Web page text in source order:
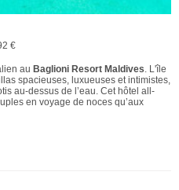
€
au Baglioni Resort Maldives. L'île
spacieuses, luxueuses et intimistes,
au-dessus de l’eau. Cet hôtel all-
en voyage de noces qu’aux